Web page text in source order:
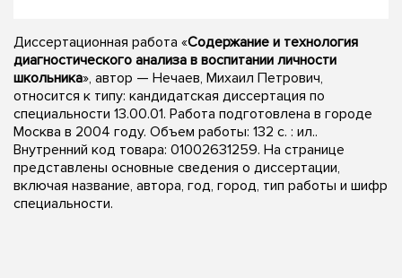
Диссертационная работа «Содержание и технология
диагностического анализа в воспитании личности
школьника», автор — Нечаев, Михаил Петрович,
относится к типу: кандидатская диссертация по
специальности 13.00.01. Работа подготовлена в городе
Москва в 2004 году. Объем работы: 132 с. : ил..
Внутренний код товара: 01002631259. На странице
представлены основные сведения о диссертации,
включая название, автора, год, город, тип работы и шифр
специальности.